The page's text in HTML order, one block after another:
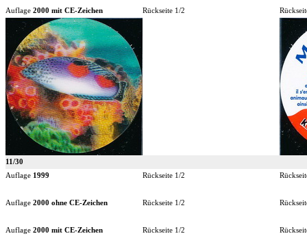
Auflage 2000 mit CE-Zeichen Rückseite 1/2
11/30
Auflage 1999 Rückseite 1/2
Auflage 2000 ohne CE-Zeichen Rückseite 1/2
Auflage 2000 mit CE-Zeichen Rückseite 1/2